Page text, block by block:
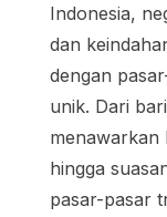
Indonesia,
dan
dengan
unik. Dari
menawarkan
hingga
pasar-pasar